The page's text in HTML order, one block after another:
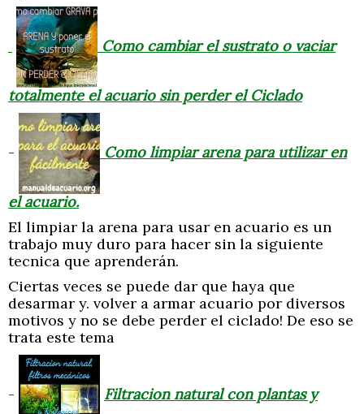
Como cambiar el sustrato o vaciar
totalmente el acuario sin perder el Ciclado
- Como limpiar arena para utilizar en
el acuario.
El limpiar la arena para usar en acuario es un
trabajo muy duro para hacer sin la siguiente
tecnica que aprenderán.
Ciertas veces se puede dar que haya que
desarmar y. volver a armar acuario por diversos
motivos y no se debe perder el ciclado! De eso se
trata este tema
- Filtracion natural con plantas y